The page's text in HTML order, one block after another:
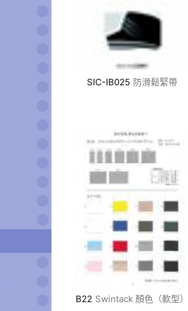
SIC-IB025 防滑鬆緊帶
B22 Swintack 顏色（軟型）